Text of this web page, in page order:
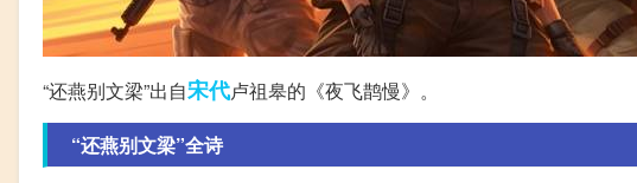
“还燕别文梁”出自宋代卢祖皋的《夜飞鹊慢》。
“还燕别文梁”全诗